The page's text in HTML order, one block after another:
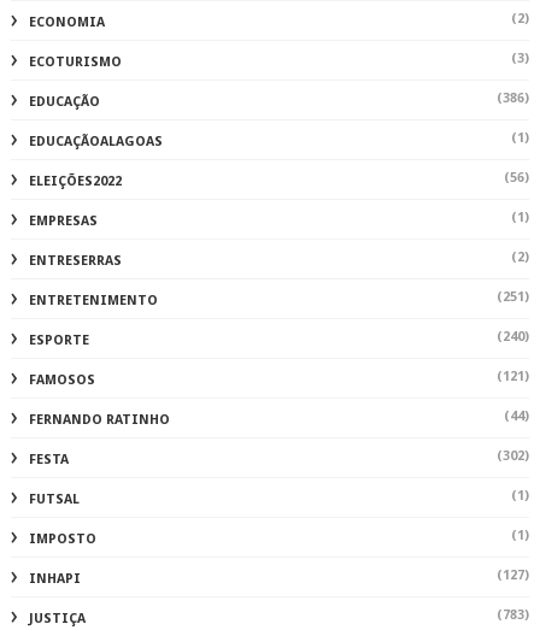
ECONOMIA (2)
ECOTURISMO (3)
EDUCAÇÃO (386)
EDUCAÇÃOALAGOAS (1)
ELEIÇÕES2022 (56)
EMPRESAS (1)
ENTRESERRAS (2)
ENTRETENIMENTO (251)
ESPORTE (240)
FAMOSOS (121)
FERNANDO RATINHO (44)
FESTA (302)
FUTSAL (1)
IMPOSTO (1)
INHAPI (127)
JUSTIÇA (783)